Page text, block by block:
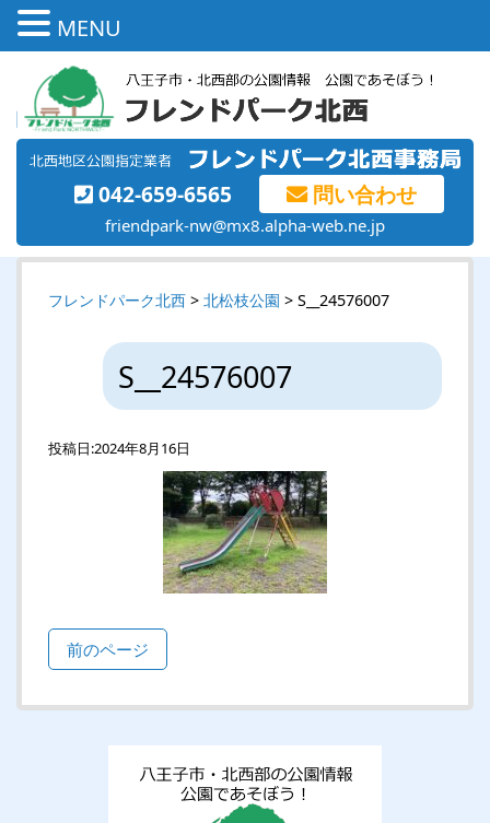
042-659-6565 問い合わせ
friendpark-nw@mx8.alpha-web.ne.jp
フレンドパーク北西 > 北松枝公園 > S__24576007
S__24576007
投稿日:2024年8月16日
前のページ
MENU